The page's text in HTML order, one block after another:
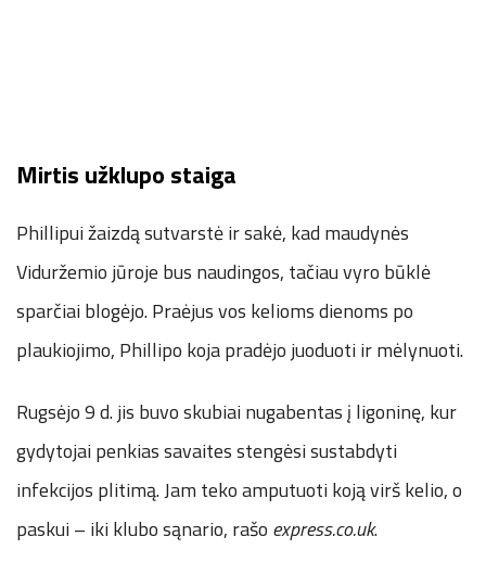
Mirtis užklupo staiga
Phillipui žaizdą sutvarstė ir sakė, kad maudynės
Viduržemio jūroje bus naudingos, tačiau vyro būklė
sparčiai blogėjo. Praėjus vos kelioms dienoms po
plaukiojimo, Phillipo koja pradėjo juoduoti ir mėlynuoti.
Rugsėjo 9 d. jis buvo skubiai nugabentas į ligoninę, kur
gydytojai penkias savaites stengėsi sustabdyti
infekcijos plitimą. Jam teko amputuoti koją virš kelio, o
paskui – iki klubo sąnario, rašo express.co.uk.